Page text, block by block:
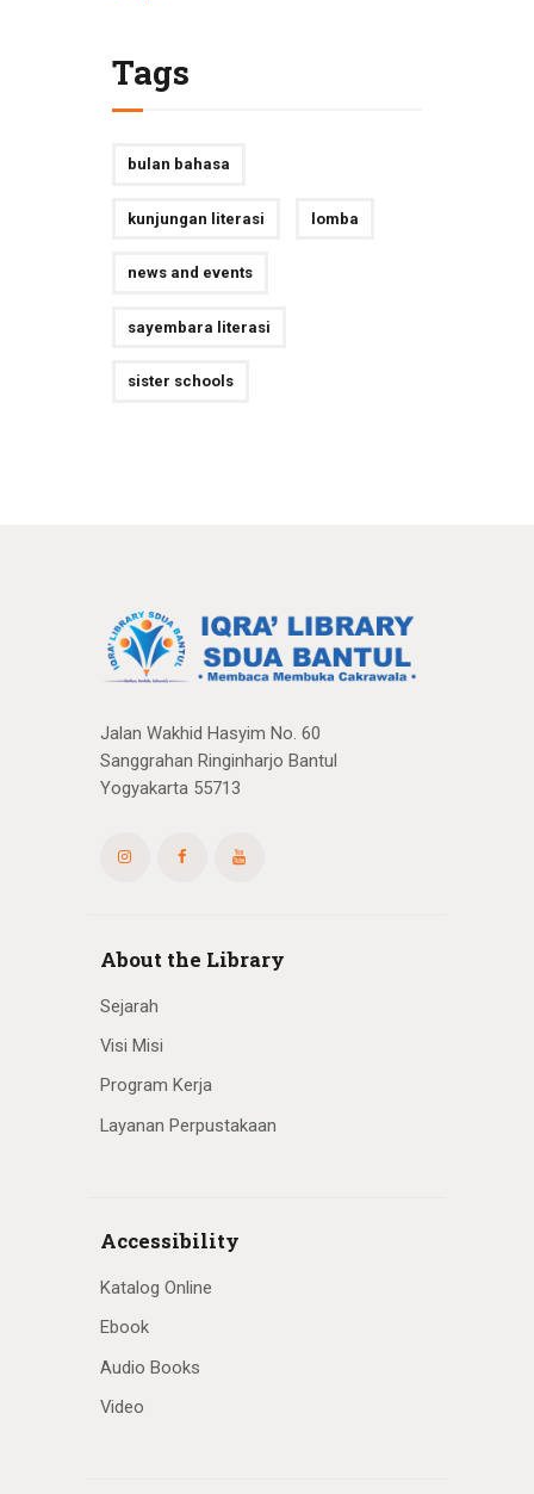
Tags
bulan bahasa
kunjungan literasi lomba
news and events
sayembara literasi
sister schools
Jalan Wakhid Hasyim No. 60
Sanggrahan Ringinharjo Bantul
Yogyakarta 55713
About the Library
Sejarah
Visi Misi
Program Kerja
Layanan Perpustakaan
Accessibility
Katalog Online
Ebook
Audio Books
Video